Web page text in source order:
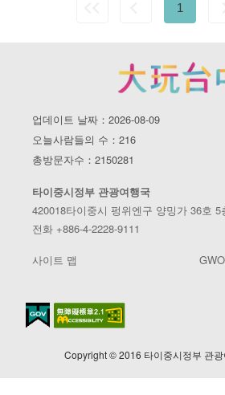
1
업데이트 날짜：2026-08-09
오늘사람들의 수：216
총방문자수：2150281
타이중시정부 관광여행국
420018타이중시 펑위엔구 양밍가 36호 5
전화 +886-4-2228-9111
사이트 맵
Copyright © 2016 타이중시정부 관